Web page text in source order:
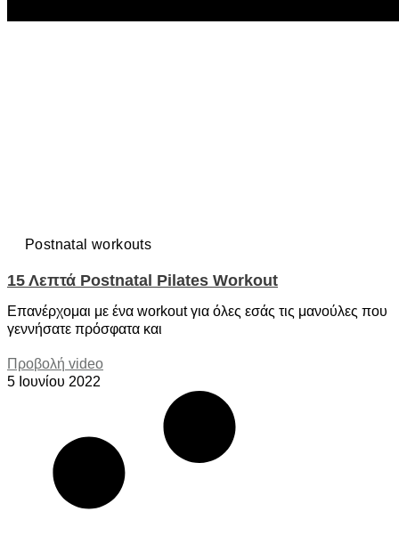
Postnatal workouts
15 Λεπτά Postnatal Pilates Workout
Επανέρχομαι με ένα workout για όλες εσάς τις μανούλες που
γεννήσατε πρόσφατα και
Προβολή video
5 Ιουνίου 2022